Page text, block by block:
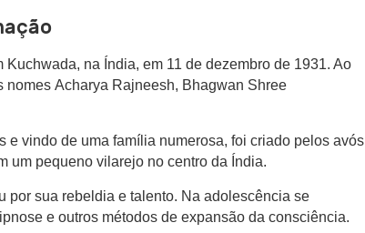
na Índia, em 11 de dezembro de 1931. Ao
nomes Acharya Rajneesh, Bhagwan Shree
e vindo de uma família numerosa, foi criado pelos avós
um pequeno vilarejo no centro da Índia.
por sua rebeldia e talento. Na adolescência se
e outros métodos de expansão da consciência.